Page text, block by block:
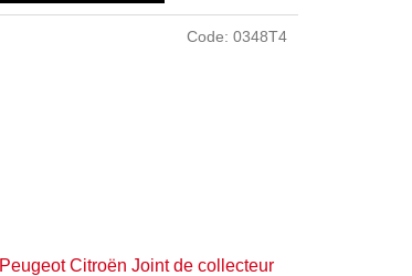
Peugeot Citroën Joint de collecteur
Code: 0348T4